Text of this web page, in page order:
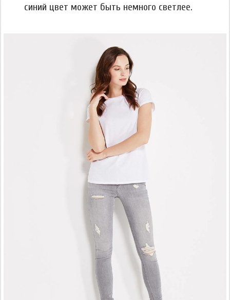
синий цвет может быть немного светлее.